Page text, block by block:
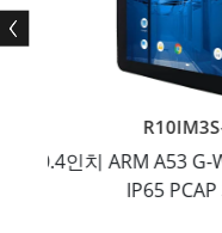
R10IM3S-GCT2
ARM A53 G-WIN GC-
IP65 PCAP 패널 PC